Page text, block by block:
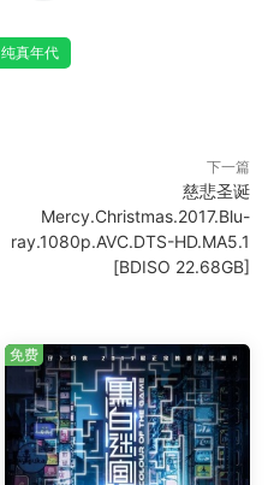
纯真年代
下一篇
慈悲圣诞
Mercy.Christmas.2017.Blu-
ray.1080p.AVC.DTS-HD.MA5.1
[BDISO 22.68GB]
免费